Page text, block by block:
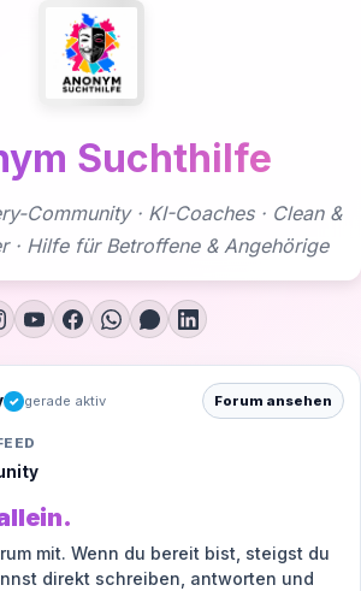
Suchthilfe
Community · KI-Coaches · Clean &
· Hilfe für Betroffene & Angehörige
✓ gerade aktiv Forum ansehen
mit. Wenn du bereit bist, steigst du
direkt schreiben, antworten und